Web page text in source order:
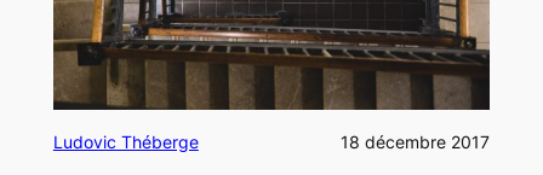
Ludovic Théberge 18 décembre 2017